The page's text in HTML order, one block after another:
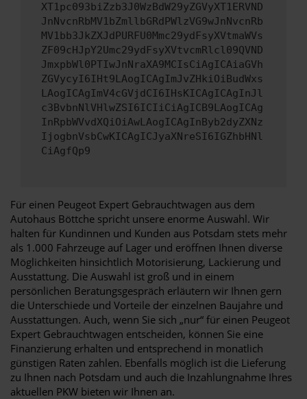
XT1pc093biZzb3J0WzBdW29yZGVyXT1ERVND
JnNvcnRbMV1bZmllbGRdPWlzVG9wJnNvcnRb
MV1bb3JkZXJdPURFU0Mmc29ydFsyXVtmaWVs
ZF09cHJpY2Umc29ydFsyXVtvcmRlcl09QVND
JmxpbWl0PTIwJnNraXA9MCIsCiAgICAiaGVh
ZGVycyI6IHt9LAogICAgImJvZHkiOiBudWxs
LAogICAgImV4cGVjdCI6IHsKICAgICAgInJl
c3BvbnNlVHlwZSI6ICIiCiAgICB9LAogICAg
InRpbWVvdXQiOiAwLAogICAgInByb2dyZXNz
IjogbnVsbCwKICAgICJyaXNreSI6IGZhbHNl
CiAgfQp9
Für einen Peugeot Expert Gebrauchtwagen aus dem
Autohaus Böttche spricht unsere enorme Auswahl. Wir
halten für Kundinnen und Kunden aus Potsdam stets mehr
als 1.000 Fahrzeuge auf Lager und eröffnen Ihnen diverse
Möglichkeiten hinsichtlich Motorisierung, Lackierung und
Ausstattung. Die Auswahl ist groß und in einem
persönlichen Beratungsgespräch erläutern wir Ihnen gern
die Unterschiede und Vorteile der einzelnen Baujahre und
Ausstattungen. Auch, wenn Sie sich „nur“ für einen Peugeot
Expert Gebrauchtwagen entscheiden, können Sie eine
Finanzierung erhalten und entsprechend in monatlich
günstigen Raten zahlen. Ebenfalls möglich ist die Lieferung
zu Ihnen nach Potsdam und auch die Inzahlungnahme Ihres
aktuellen PKW bieten wir Ihnen an.